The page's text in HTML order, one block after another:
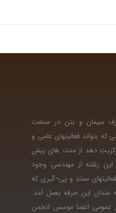
سیمان و بتن در صنعت
بتواند فعالیتهای علمی و
دهد از مدت های پیش
این رشته از مهندسی وجود
ممتد و پی¬گیری که
مندان این حرفه بعمل آمد.
عمومی اعضا موسس انجمن